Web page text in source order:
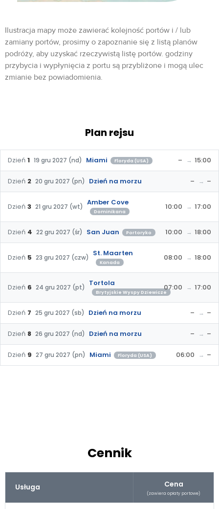
Ilustracja mapy może zawierać kolejność portów i / lub
zamiany portów, prosimy o zapoznanie się z listą planów
podróży, aby uzyskać rzeczywistą listę portów. godziny
przybycia i wypłynięcia z portu są przybliżone i mogą ulec
zmianie bez powiadomienia.
Plan rejsu
Dzień 1 19 gru 2027 (nd) Miami Floryda (USA) – 15:00
Dzień 2 20 gru 2027 (pn) Dzień na morzu – –
Dzień 3 21 gru 2027 (wt) Amber Cove
Dominikana
10:00 17:00
Dzień 4 22 gru 2027 (śr) San Juan Portoryko 10:00 18:00
Dzień 5 23 gru 2027 (czw) St. Maarten
Kanada
08:00 18:00
Dzień 6 24 gru 2027 (pt) Tortola
Brytyjskie Wyspy Dziewicze
07:00 17:00
Dzień 7 25 gru 2027 (sb) Dzień na morzu – –
Dzień 8 26 gru 2027 (nd) Dzień na morzu – –
Dzień 9 27 gru 2027 (pn) Miami Floryda (USA) 06:00 –
Cennik
Usługa Cena
(zawiera opłaty portowe)